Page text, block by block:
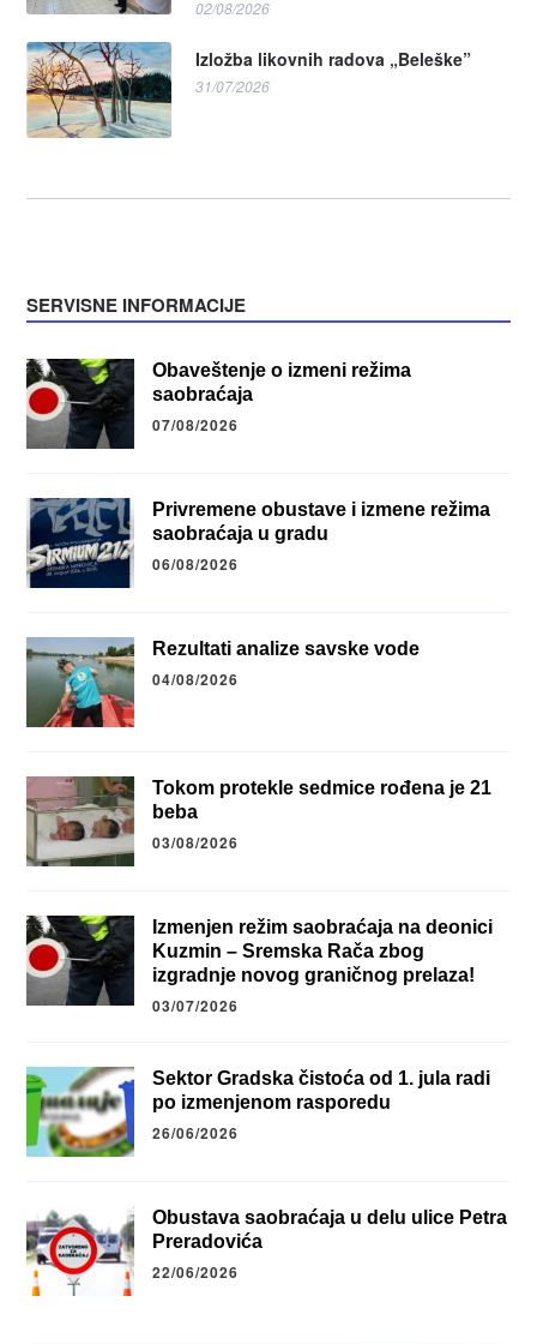
02/08/2026
Izložba likovnih radova „Beleške”
31/07/2026
SERVISNE INFORMACIJE
Obaveštenje o izmeni režima
saobraćaja
07/08/2026
Privremene obustave i izmene režima
saobraćaja u gradu
06/08/2026
Rezultati analize savske vode
04/08/2026
Tokom protekle sedmice rođena je 21
beba
03/08/2026
Izmenjen režim saobraćaja na deonici
Kuzmin – Sremska Rača zbog
izgradnje novog graničnog prelaza!
03/07/2026
Sektor Gradska čistoća od 1. jula radi
po izmenjenom rasporedu
26/06/2026
Obustava saobraćaja u delu ulice Petra
Preradovića
22/06/2026